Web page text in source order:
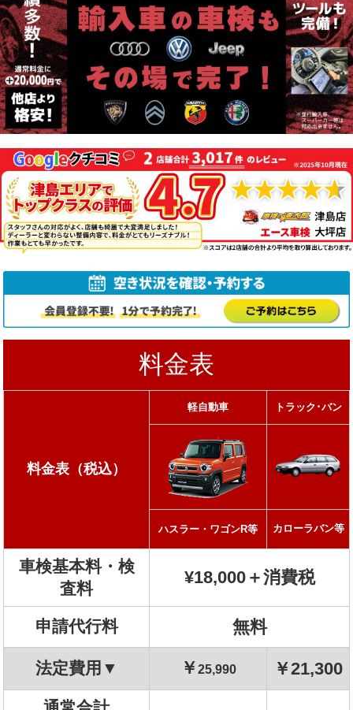
料金表
料金表（税込）
軽自動車 トラック･バン
ハスラー・ワゴンR等 カローラバン等
車検基本料・検
査料
¥18,000＋消費税
申請代行料 無料
法定費用▼ ￥25,990 ￥21,300